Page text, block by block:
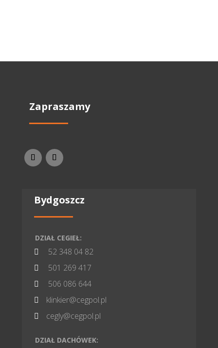
Zapraszamy
Bydgoszcz
DZIAŁ CEGIEŁ:
 52 348 04 82
 501 269 417
 506 086 644
 klinkier@cegpol.pl
 cegly@cegpol.pl
DZIAŁ DACHÓWEK: